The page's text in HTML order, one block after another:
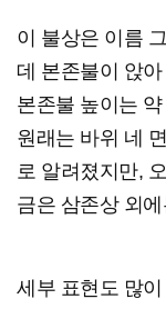
이 불상은 이름
데 본존불이 앉
본존불 높이는
원래는 바위 네
로 알려졌지만,
금은 삼존상 외
세부 표현도 많